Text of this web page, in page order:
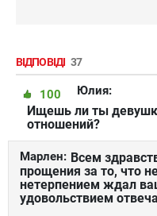
ВІДПОВІДІ 37
Юлия:
100
Ищешь ли ты
отношений?
Марлен: Всем
прощения за то, что
нетерпением ждал
удовольствием